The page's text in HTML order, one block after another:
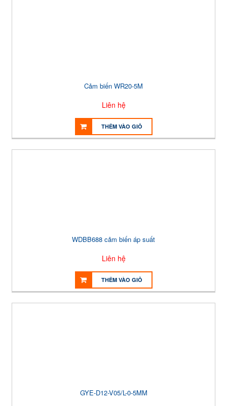
Cảm biến WR20-5M
Liên hệ
THÊM VÀO GIỎ
WDBB688 cảm biến áp suất
Liên hệ
THÊM VÀO GIỎ
GYE-D12-V05/L-0-5MM